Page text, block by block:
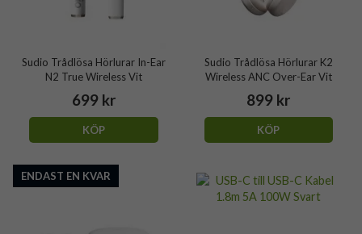
Sudio Trådlösa Hörlurar In-Ear
N2 True Wireless Vit
699 kr
KÖP
Sudio Trådlösa Hörlurar K2
Wireless ANC Over-Ear Vit
899 kr
KÖP
ENDAST EN KVAR